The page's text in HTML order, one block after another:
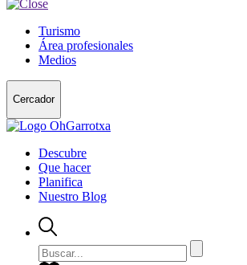
Turismo
Área profesionales
Medios
Cercador
Descubre
Que hacer
Planifica
Nuestro Blog